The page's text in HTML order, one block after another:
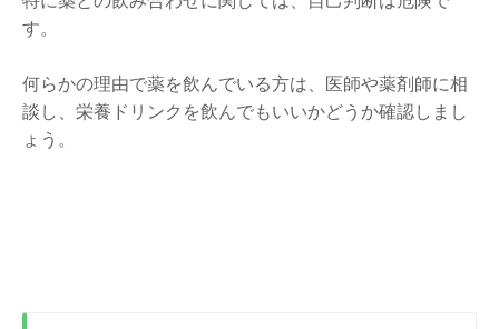
す。
何らかの理由で薬を飲んでいる方は、医師や薬剤師に相
談し、栄養ドリンクを飲んでもいいかどうか確認しまし
ょう。